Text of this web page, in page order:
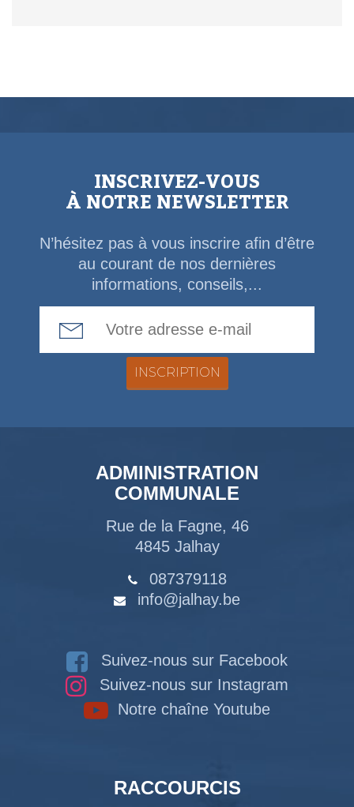
INSCRIVEZ-VOUS
À NOTRE NEWSLETTER
N’hésitez pas à vous inscrire afin d’être
au courant de nos dernières
informations, conseils,...
ADMINISTRATION
COMMUNALE
Rue de la Fagne, 46
4845 Jalhay
087379118
info@jalhay.be
Suivez-nous sur Facebook
Suivez-nous sur Instagram
Notre chaîne Youtube
RACCOURCIS